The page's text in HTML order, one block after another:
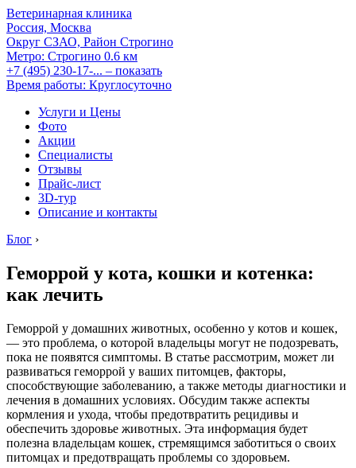
Ветеринарная клиника
Россия, Москва
Округ СЗАО, Район Строгино
Метро: Строгино 0.6 км
+7 (495) 230-17-... – показать
Время работы: Круглосуточно
Услуги и Цены
Фото
Акции
Специалисты
Отзывы
Прайс-лист
3D-тур
Описание и контакты
Блог ›
Геморрой у кота, кошки и котенка:
как лечить
Геморрой у домашних животных, особенно у котов и кошек,
— это проблема, о которой владельцы могут не подозревать,
пока не появятся симптомы. В статье рассмотрим, может ли
развиваться геморрой у ваших питомцев, факторы,
способствующие заболеванию, а также методы диагностики и
лечения в домашних условиях. Обсудим также аспекты
кормления и ухода, чтобы предотвратить рецидивы и
обеспечить здоровье животных. Эта информация будет
полезна владельцам кошек, стремящимся заботиться о своих
питомцах и предотвращать проблемы со здоровьем.